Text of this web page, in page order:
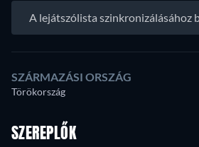
A lejátszólista szinkronizálásához
SZÁRMAZÁSI ORSZÁG
Törökország
SZEREPLŐK